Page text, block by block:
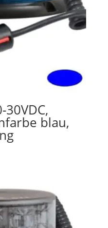
30VDC,
blau,